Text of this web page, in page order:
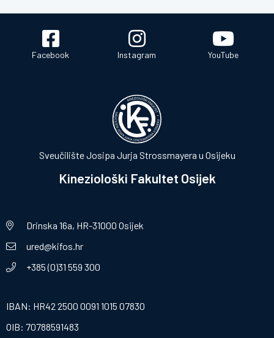
Facebook Instagram YouTube
Sveučilište Josipa Jurja Strossmayera u Osijeku
Kineziološki Fakultet Osijek
Drinska 16a, HR-31000 Osijek
ured@kifos.hr
+385 (0)31 559 300
IBAN: HR42 2500 0091 1015 07830
OIB: 70788591483